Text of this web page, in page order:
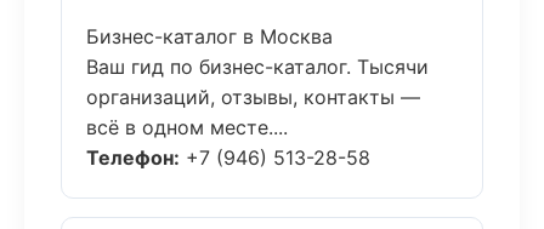
Бизнес-каталог в Москва
Ваш гид по бизнес-каталог. Тысячи
организаций, отзывы, контакты —
всё в одном месте....
Телефон: +7 (946) 513-28-58